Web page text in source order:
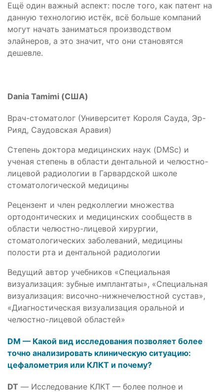
Ещё один важный аспект: после того, как патент на
данную технологию истёк, всё больше компаний
могут начать заниматься производством
элайнеров, а это значит, что они становятся
дешевле.
Dania Tamimi (США)
Врач-стоматолог (Университет Короля Сауда, Эр-
Рияд, Саудовская Аравия)
Степень доктора медицинских наук (DMSc) и
ученая степень в области дентальной и челюстно-
лицевой радиологии в Гарвардской школе
стоматологической медицины
Рецензент и член редколлегии множества
ортодонтических и медицинских сообществ в
области челюстно-лицевой хирургии,
стоматологических заболеваний, медицины
полости рта и дентальной радиологии
Ведущий автор учебников «Специальная
визуализация: зубные имплантаты», «Специальная
визуализация: височно-нижнечелюстной сустав»,
«Диагностическая визуализация оральной и
челюстно-лицевой областей»
DM — Какой вид исследования позволяет более
точно анализировать клиническую ситуацию:
цефалометрия или КЛКТ и почему?
DT — Исследование КЛКТ — более полное и